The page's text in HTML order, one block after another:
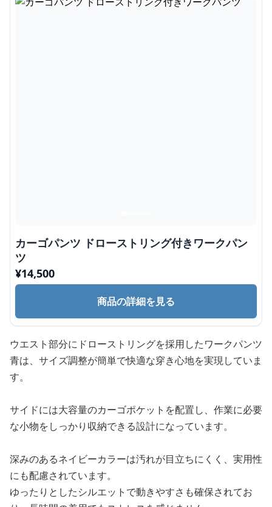
カーゴパンツ ドローストリング付きワークパン
ツ
¥14,500
商品の詳細を見る
ウエスト部分にドローストリングを採用したワークパンツ
青は、サイズ調整が簡単で快適な穿き心地を実現していま
す。
サイドには大容量のカーゴポケットを配置し、作業に必要
な小物をしっかり収納できる設計になっています。
深みのあるネイビーカラーは汚れが目立ちにくく、実用性
にも配慮されています。
ゆったりとしたシルエットで動きやすさも確保されてお